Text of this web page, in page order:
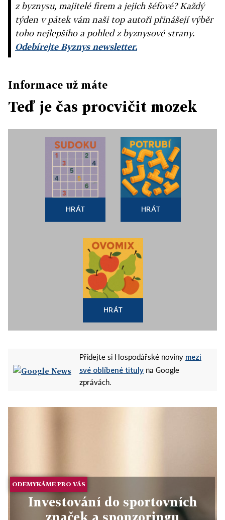
z byznysu, majitelé firem a jejich šéfové? Každý
týden v pátek vám naši top autoři přinášejí výběr
toho nejlepšího a pohled z byznysové strany.
Odebírejte Byznys newsletter.
Informace už máte
Teď je čas procvičit mozek
HRÁT HRÁT
HRÁT
Přidejte si Hospodářské noviny mezi
své oblíbené tituly na Google
zprávách.
ODEMYKÁME PRO VÁS
Investování do sportovních
značek a sponzoringu